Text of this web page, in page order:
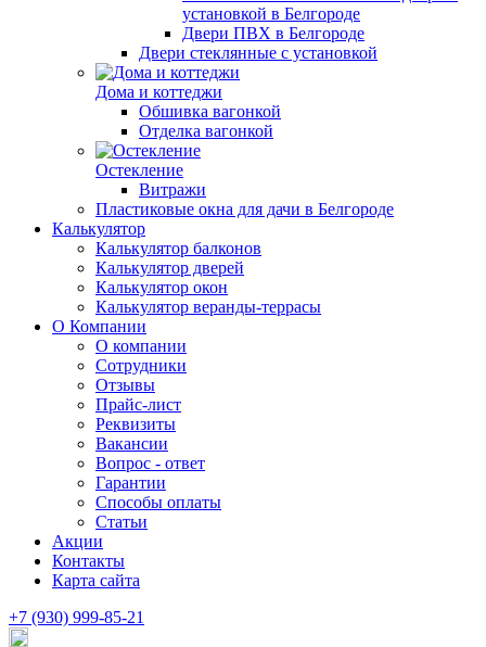
установкой в Белгороде
Двери ПВХ в Белгороде
Двери стеклянные с установкой
Дома и коттеджи
Обшивка вагонкой
Отделка вагонкой
Остекление
Витражи
Пластиковые окна для дачи в Белгороде
Калькулятор
Калькулятор балконов
Калькулятор дверей
Калькулятор окон
Калькулятор веранды-террасы
О Компании
О компании
Сотрудники
Отзывы
Прайс-лист
Реквизиты
Вакансии
Вопрос - ответ
Гарантии
Способы оплаты
Статьи
Акции
Контакты
Карта сайта
+7 (930) 999-85-21